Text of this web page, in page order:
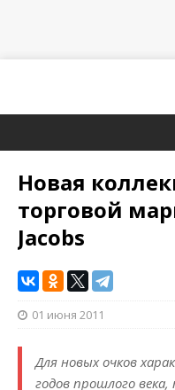
Новая
торговой
Jacobs
01 июня 2011
Для новых очков
годов прошлого